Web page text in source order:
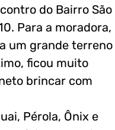
do Bairro São
Para a moradora,
um grande terreno
ficou muito
brincar com
Pérola, Ônix e